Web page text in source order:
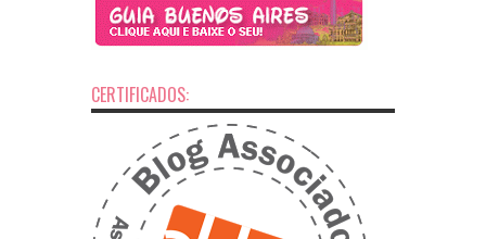
CERTIFICADOS: